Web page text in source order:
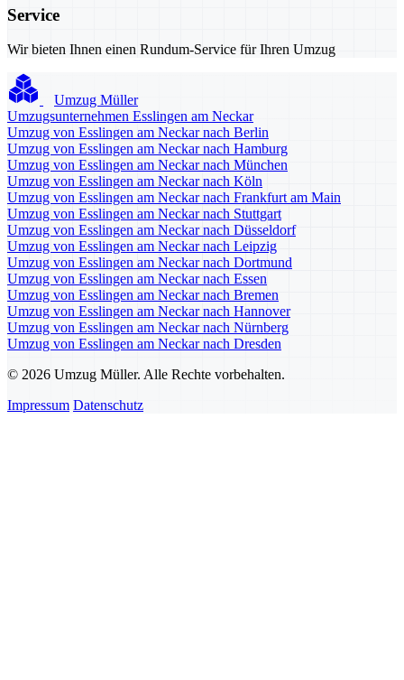
Service
Wir bieten Ihnen einen Rundum-Service für Ihren Umzug
Umzug Müller
Umzugsunternehmen Esslingen am Neckar
Umzug von Esslingen am Neckar nach Berlin
Umzug von Esslingen am Neckar nach Hamburg
Umzug von Esslingen am Neckar nach München
Umzug von Esslingen am Neckar nach Köln
Umzug von Esslingen am Neckar nach Frankfurt am Main
Umzug von Esslingen am Neckar nach Stuttgart
Umzug von Esslingen am Neckar nach Düsseldorf
Umzug von Esslingen am Neckar nach Leipzig
Umzug von Esslingen am Neckar nach Dortmund
Umzug von Esslingen am Neckar nach Essen
Umzug von Esslingen am Neckar nach Bremen
Umzug von Esslingen am Neckar nach Hannover
Umzug von Esslingen am Neckar nach Nürnberg
Umzug von Esslingen am Neckar nach Dresden
© 2026 Umzug Müller. Alle Rechte vorbehalten.
Impressum Datenschutz